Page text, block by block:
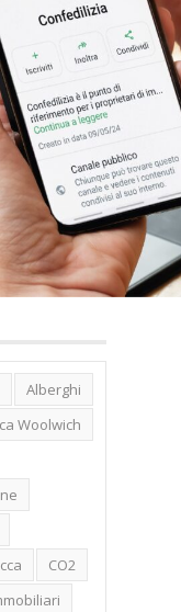
Alberghi
Woolwich
CO2